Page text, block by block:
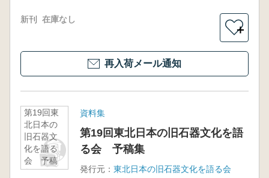
新刊 在庫なし
＋
再入荷メール通知
第19回東
北日本の
旧石器文
化を語る
会 予稿
集
資料集
第19回東北日本の旧石器文化を語
る会 予稿集
発行元： 東北日本の旧石器文化を語る会